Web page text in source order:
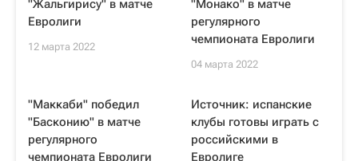
"Жальгирису" в матче
Евролиги
12 марта 2022
"Монако" в матче
регулярного
чемпионата Евролиги
04 марта 2022
"Маккаби" победил
"Басконию" в матче
регулярного
чемпионата Евролиги
Источник: испанские
клубы готовы играть с
российскими в
Евролиге